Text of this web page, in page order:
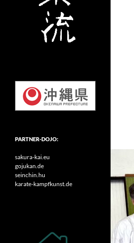
PARTNER-DOJO:
sakura-kai.eu
gojukan.de
seinchin.hu
karate-kampfkunst.de